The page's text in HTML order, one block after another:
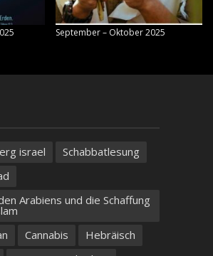
September – Oktober 2025
israel
Schabbatlesung
Arabiens und die Schaffung
Cannabis
Hebräisch